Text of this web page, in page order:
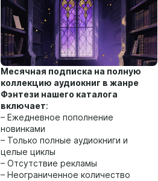
Месячная подписка на полную
коллекцию аудиокниг в жанре
Фэнтези нашего каталога
включает:
– Ежедневное пополнение
новинками
– Только полные аудиокниги и
целые циклы
– Отсутствие рекламы
– Неограниченное количество